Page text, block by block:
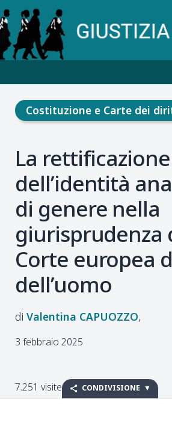
La rettificazione
dell’identità
di genere nella
giurisprudenza
Corte europea
dell’uomo
Valentina CAPUOZZO
3 febbraio 2025
7.251 visite CONDIVISIONE